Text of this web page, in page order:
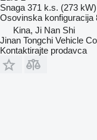
Snaga 371 k.s. (273 kW)
Osovinska konfiguracija
Kina, Ji Nan Shi
Jinan Tongchi Vehicle
Kontaktirajte prodavca